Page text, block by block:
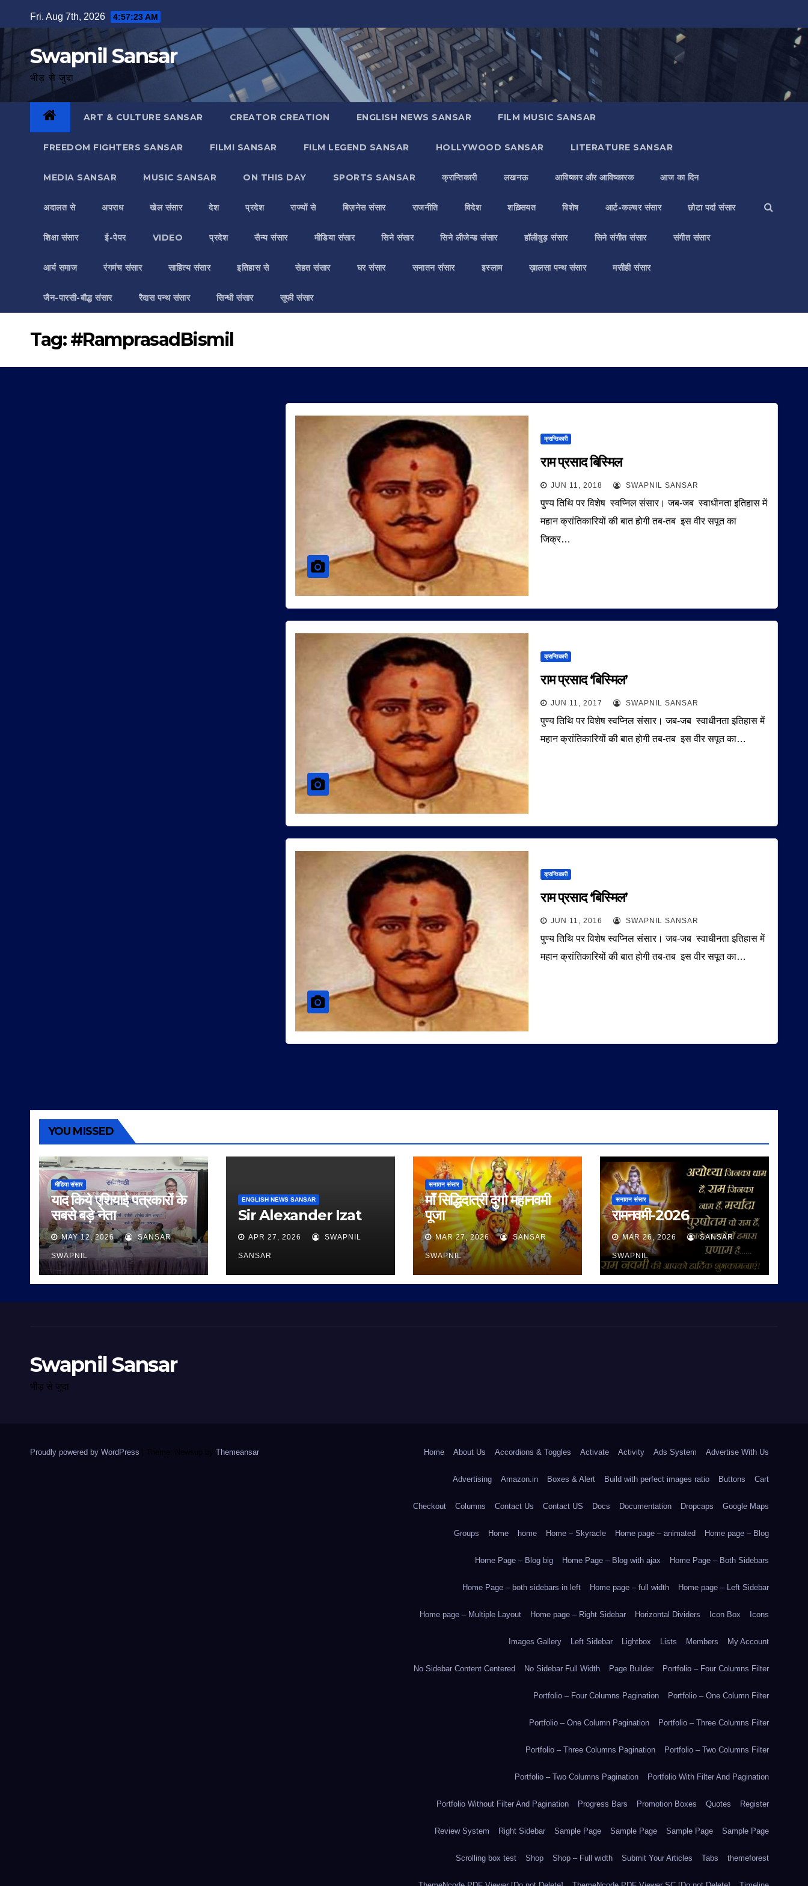
to
Fri. Aug 7th, 2026 4:57:24 AM
Swapnil Sansar
भीड़ से जुदा
ART & CULTURE SANSAR CREATOR CREATION ENGLISH NEWS SANSAR FILM MUSIC SANSAR
FREEDOM FIGHTERS SANSAR FILMI SANSAR FILM LEGEND SANSAR HOLLYWOOD SANSAR LITERATURE SANSAR
MEDIA SANSAR MUSIC SANSAR ON THIS DAY SPORTS SANSAR क्रान्तिकारी लखनऊ आविष्कार और आविष्कारक आज का दिन
अदालत से अपराध खेल संसार देश प्रदेश राज्यों से बिज़नेस संसार राजनीति विदेश शख़्सियत विशेष आर्ट-कल्चर संसार छोटा पर्दा संसार
शिक्षा संसार ई-पेपर VIDEO प्रदेश सैन्य संसार मीडिया संसार सिने संसार सिने लीजेन्ड संसार हॉलीवुड़ संसार सिने संगीत संसार संगीत संसार
आर्य समाज रंगमंच संसार साहित्य संसार इतिहास से सेहत संसार घर संसार सनातन संसार इस्लाम ख़ालसा पन्थ संसार मसीही संसार
जैन-पारसी-बौद्ध संसार रैदास पन्थ संसार सिन्धी संसार सूफी संसार
Tag:#RamprasadBismil
क्रान्तिकारी
राम प्रसाद बिस्मिल
JUN 11, 2018 SWAPNIL SANSAR
पुण्य तिथि पर विशेष स्वप्निल संसार। जब-जब स्वाधीनता इतिहास में
महान क्रांतिकारियों की बात होगी तब-तब इस वीर सपूत का
जिक्र…
क्रान्तिकारी
राम प्रसाद ‘बिस्मिल’
JUN 11, 2017 SWAPNIL SANSAR
पुण्य तिथि पर विशेष स्वप्निल संसार। जब-जब स्वाधीनता इतिहास में
महान क्रांतिकारियों की बात होगी तब-तब इस वीर सपूत का…
क्रान्तिकारी
राम प्रसाद ‘बिस्मिल’
JUN 11, 2016 SWAPNIL SANSAR
पुण्य तिथि पर विशेष स्वप्निल संसार। जब-जब स्वाधीनता इतिहास में
महान क्रांतिकारियों की बात होगी तब-तब इस वीर सपूत का…
YOU MISSED
मीडिया संसार
याद किये एशियाई पत्रकारों के
सबसे बड़े नेता
MAY 12, 2026 SANSAR
SWAPNIL
ENGLISH NEWS SANSAR
Sir Alexander Izat
APR 27, 2026 SWAPNIL
SANSAR
सनातन संसार
माँ सिद्धिदात्री दुर्गा महानवमी
पूजा
MAR 27, 2026 SANSAR
SWAPNIL
सनातन संसार
रामनवमी-2026
MAR 26, 2026 SANSAR
SWAPNIL
Swapnil Sansar
भीड़ से जुदा
Proudly powered by WordPress Theme: Newsup by Themeansar. Home About Us Accordions & Toggles Activate Activity Ads System Advertise With Us
Advertising Amazon.in Boxes & Alert Build with perfect images ratio Buttons Cart
Checkout Columns Contact Us Contact US Docs Documentation Dropcaps Google Maps
Groups Home home Home – Skyracle Home page – animated Home page – Blog
Home Page – Blog big Home Page – Blog with ajax Home Page – Both Sidebars
Home Page – both sidebars in left Home page – full width Home page – Left Sidebar
Home page – Multiple Layout Home page – Right Sidebar Horizontal Dividers Icon Box Icons
Images Gallery Left Sidebar Lightbox Lists Members My Account
No Sidebar Content Centered No Sidebar Full Width Page Builder Portfolio – Four Columns Filter
Portfolio – Four Columns Pagination Portfolio – One Column Filter
Portfolio – One Column Pagination Portfolio – Three Columns Filter
Portfolio – Three Columns Pagination Portfolio – Two Columns Filter
Portfolio – Two Columns Pagination Portfolio With Filter And Pagination
Portfolio Without Filter And Pagination Progress Bars Promotion Boxes Quotes Register
Review System Right Sidebar Sample Page Sample Page Sample Page Sample Page
Scrolling box test Shop Shop – Full width Submit Your Articles Tabs themeforest